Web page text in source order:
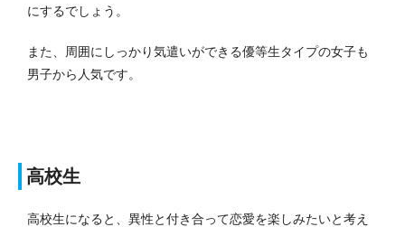
にするでしょう。
また、周囲にしっかり気遣いができる優等生タイプの女子も
男子から人気です。
高校生
高校生になると、異性と付き合って恋愛を楽しみたいと考え